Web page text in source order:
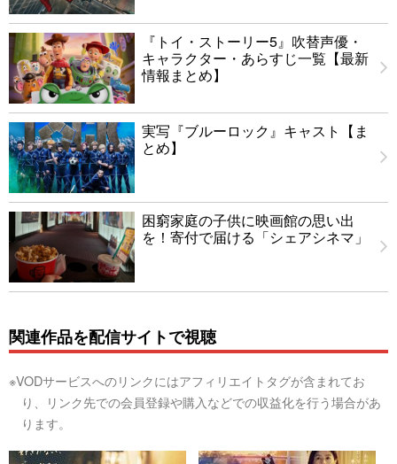
『トイ・ストーリー5』吹替声優・
キャラクター・あらすじ一覧【最新
情報まとめ】
実写『ブルーロック』キャスト【ま
とめ】
困窮家庭の子供に映画館の思い出
を！寄付で届ける「シェアシネマ」
関連作品を配信サイトで視聴
※VODサービスへのリンクにはアフィリエイトタグが含まれてお
り、リンク先での会員登録や購入などでの収益化を行う場合があ
ります。